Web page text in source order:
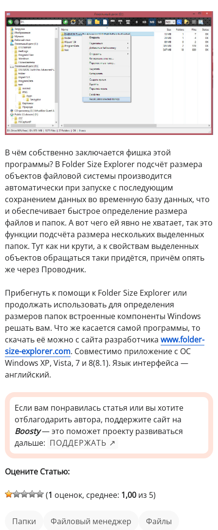
В чём собственно заключается фишка этой
программы? В Folder Size Explorer подсчёт размера
объектов файловой системы производится
автоматически при запуске с последующим
сохранением данных во временную базу данных, что
и обеспечивает быстрое определение размера
файлов и папок. А вот чего ей явно не хватает, так это
функции подсчёта размера нескольких выделенных
папок. Тут как ни крути, а к свойствам выделенных
объектов обращаться таки придётся, причём опять
же через Проводник.
Прибегнуть к помощи к Folder Size Explorer или
продолжать использовать для определения
размеров папок встроенные компоненты Windows
решать вам. Что же касается самой программы, то
скачать её можно с сайта разработчика www.folder-
size-explorer.com. Совместимо приложение с ОС
Windows XP, Vista, 7 и 8(8.1). Язык интерфейса —
английский.
Если вам понравилась статья или вы хотите
отблагодарить автора, поддержите сайт на
Boosty— это поможет проекту развиваться
дальше: ПОДДЕРЖАТЬ ↗
Оцените Статью:
(1 оценок, среднее: 1,00 из 5)
папки файловый менеджер файлы